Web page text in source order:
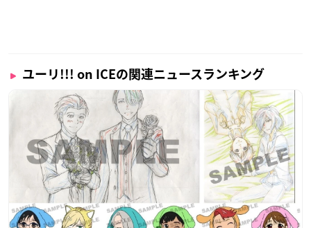
ユーリ!!! on ICEの関連ニュースランキング